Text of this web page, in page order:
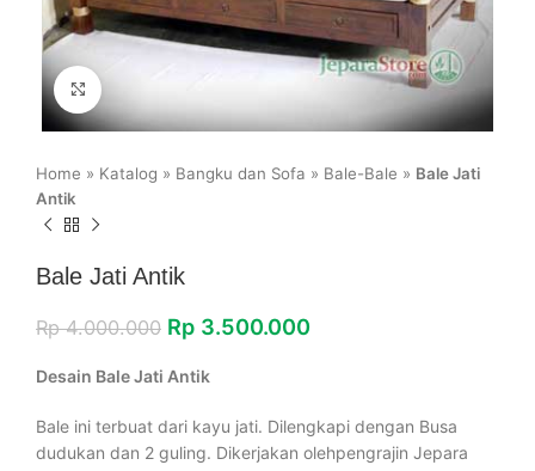
Home » Katalog » Bangku dan Sofa » Bale-Bale » Bale Jati
Antik
Bale Jati Antik
Rp4.000.000 Rp 3.500.000
Desain Bale Jati Antik
Bale ini terbuat dari kayu jati. Dilengkapi dengan Busa
dudukan dan 2 guling. Dikerjakan olehpengrajin Jepara